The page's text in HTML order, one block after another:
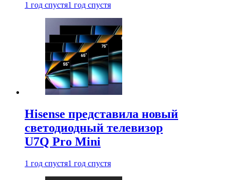
1 год спустя1 год спустя
Hisense представила новый
светодиодный телевизор
U7Q Pro Mini
1 год спустя1 год спустя